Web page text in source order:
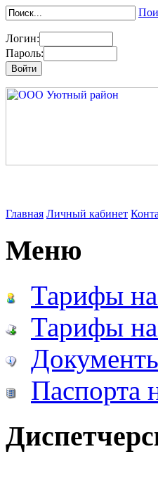
Логин:
Пароль:
Главная Личный кабинет
Меню
Тарифы
Тарифы
Паспорта